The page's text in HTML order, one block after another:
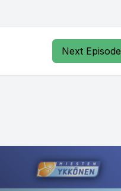
Next Episode